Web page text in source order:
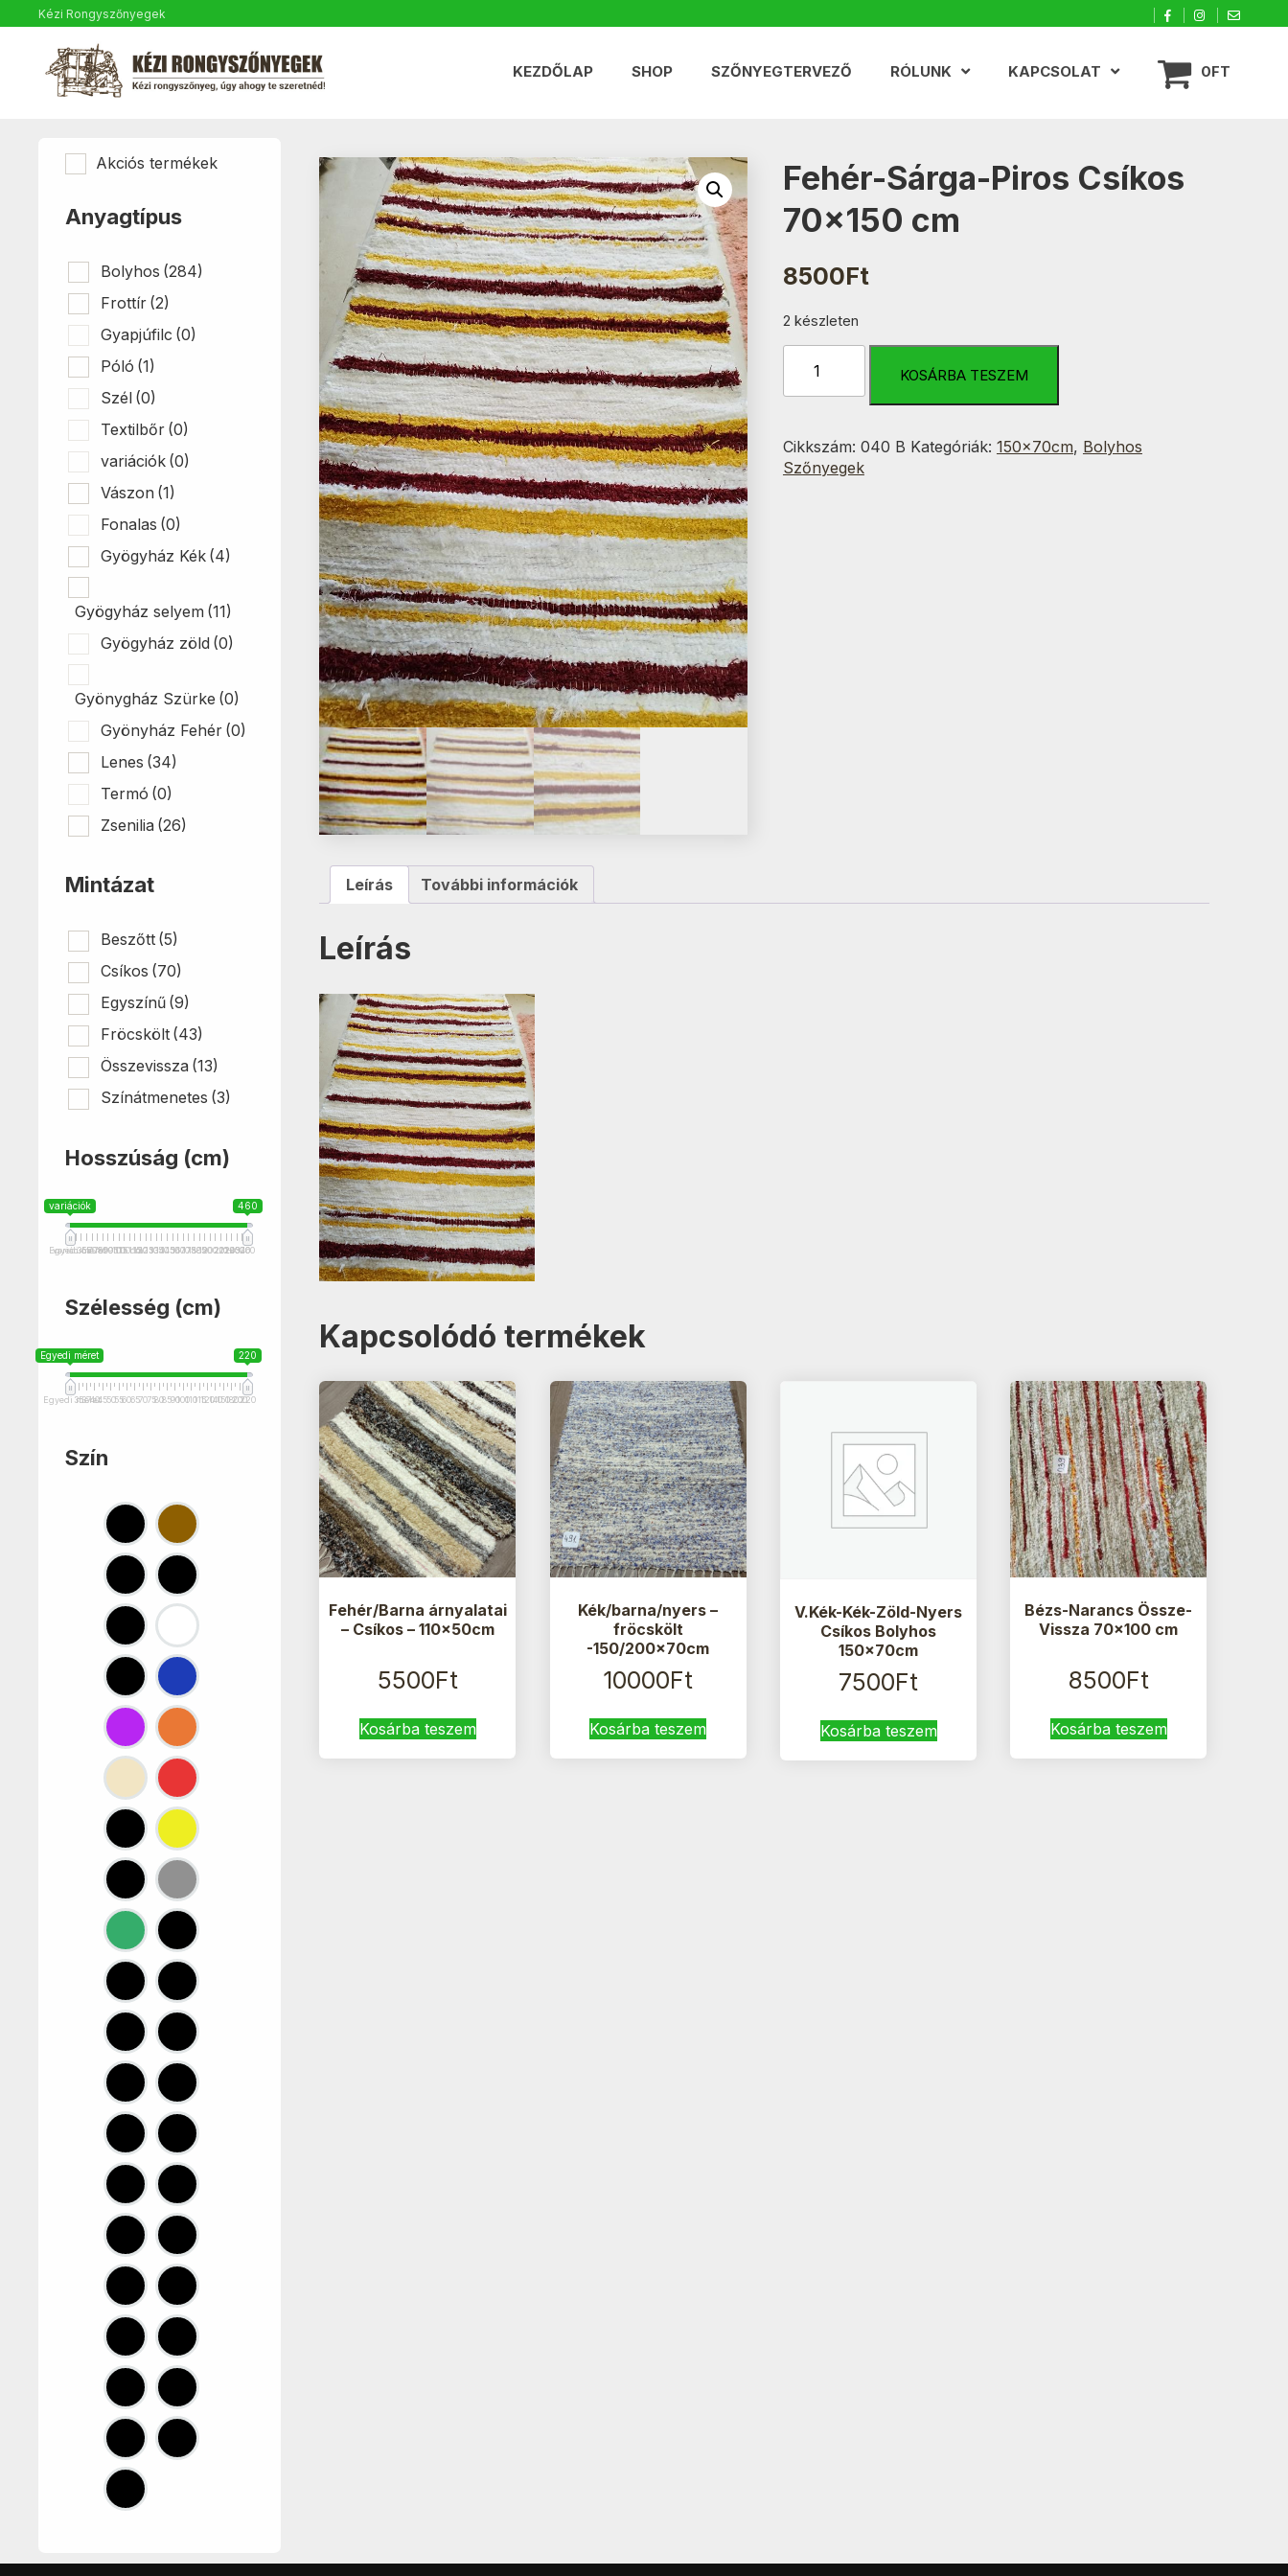
Kézi Rongyszőnyegek
KEZDŐLAP SHOP SZŐNYEGTERVEZŐ RÓLUNK KAPCSOLAT 0FT
Fehér-Sárga-Piros Csíkos
70×150 cm
8500Ft
2 készleten
Sárga-
Piros
70x150
cm
mennyiség
KOSÁRBA TESZEM
Cikkszám: 040 B Kategóriák: 150x70cm, Bolyhos
Szőnyegek
Leírás További információk
Leírás
Kapcsolódó termékek
Fehér/Barna árnyalatai
– Csíkos – 110x50cm
5500Ft
Kosárba teszem
Kék/barna/nyers –
fröcskölt
-150/200x70cm
10000Ft
Kosárba teszem
V.Kék-Kék-Zöld-Nyers
Csíkos Bolyhos
150x70cm
7500Ft
Kosárba teszem
Bézs-Narancs Össze-
Vissza 70×100 cm
8500Ft
Kosárba teszem
Akciós termékek
Anyagtípus
Bolyhos (284)
Frottír (2)
Gyapjúfilc (0)
Póló (1)
Szél (0)
Textilbőr (0)
variációk (0)
Vászon (1)
Fonalas (0)
Gyögyház Kék (4)
Gyögyház selyem (11)
Gyögyház zöld (0)
Gyönygház Szürke (0)
Gyönyház Fehér (0)
Lenes (34)
Termó (0)
Zsenilia (26)
Mintázat
Beszőtt (5)
Csíkos (70)
Egyszínű (9)
Fröcskölt (43)
Összevissza (13)
Színátmenetes (3)
Hosszúság (cm)
variációk 460
variációk
Egyedi méret
35557075809095100110
115 cm
115120125130135140145150160170175180185190
200201+
210
220
240
250
320
460
Szélesség (cm)
Egyedi méret 220
Egyedi méret
35374045505560657075808590100110115120140150180200220
Szín